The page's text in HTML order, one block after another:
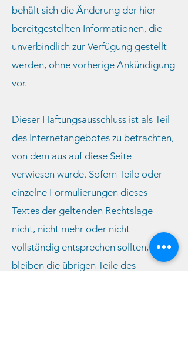
behält sich die Änderung der hier
bereitgestellten Informationen, die
unverbindlich zur Verfügung gestellt
werden, ohne vorherige Ankündigung
vor.
Dieser Haftungsausschluss ist als Teil
des Internetangebotes zu betrachten,
von dem aus auf diese Seite
verwiesen wurde. Sofern Teile oder
einzelne Formulierungen dieses
Textes der geltenden Rechtslage
nicht, nicht mehr oder nicht
vollständig entsprechen sollten,
bleiben die übrigen Teile des